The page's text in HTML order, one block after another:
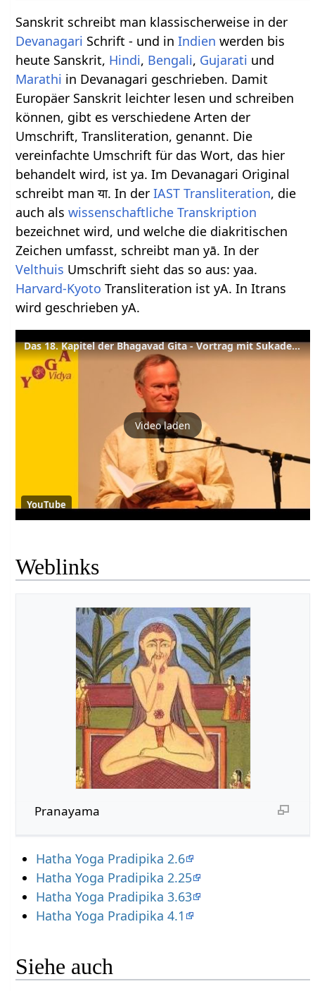
Sanskrit schreibt man klassischerweise in der
Devanagari Schrift - und inIndien werden bis
heute Sanskrit, Hindi, Bengali, Gujarati und
Marathi in Devanagari geschrieben. Damit
Europäer Sanskrit leichter lesen und schreiben
können, gibt es verschiedene Arten der
Umschrift, Transliteration, genannt. Die
vereinfachte Umschrift für das Wort, das hier
behandelt wird, ist ya. Im Devanagari Original
schreibt man या. In derIAST Transliteration, die
auch alswissenschaftliche Transkription
bezeichnet wird, und welche die diakritischen
Zeichen umfasst, schreibt man yā. In der
Velthuis Umschrift sieht das so aus: yaa.
Harvard-Kyoto Transliteration ist yA. In Itrans
wird geschrieben yA.
Das 18. Kapitel der Bhagavad Gita - Vortrag mit Sukadev Bretz
Video laden
YouTube
Weblinks
Pranayama
Hatha Yoga Pradipika 2.6
Hatha Yoga Pradipika 2.25
Hatha Yoga Pradipika 3.63
Hatha Yoga Pradipika 4.1
Siehe auch